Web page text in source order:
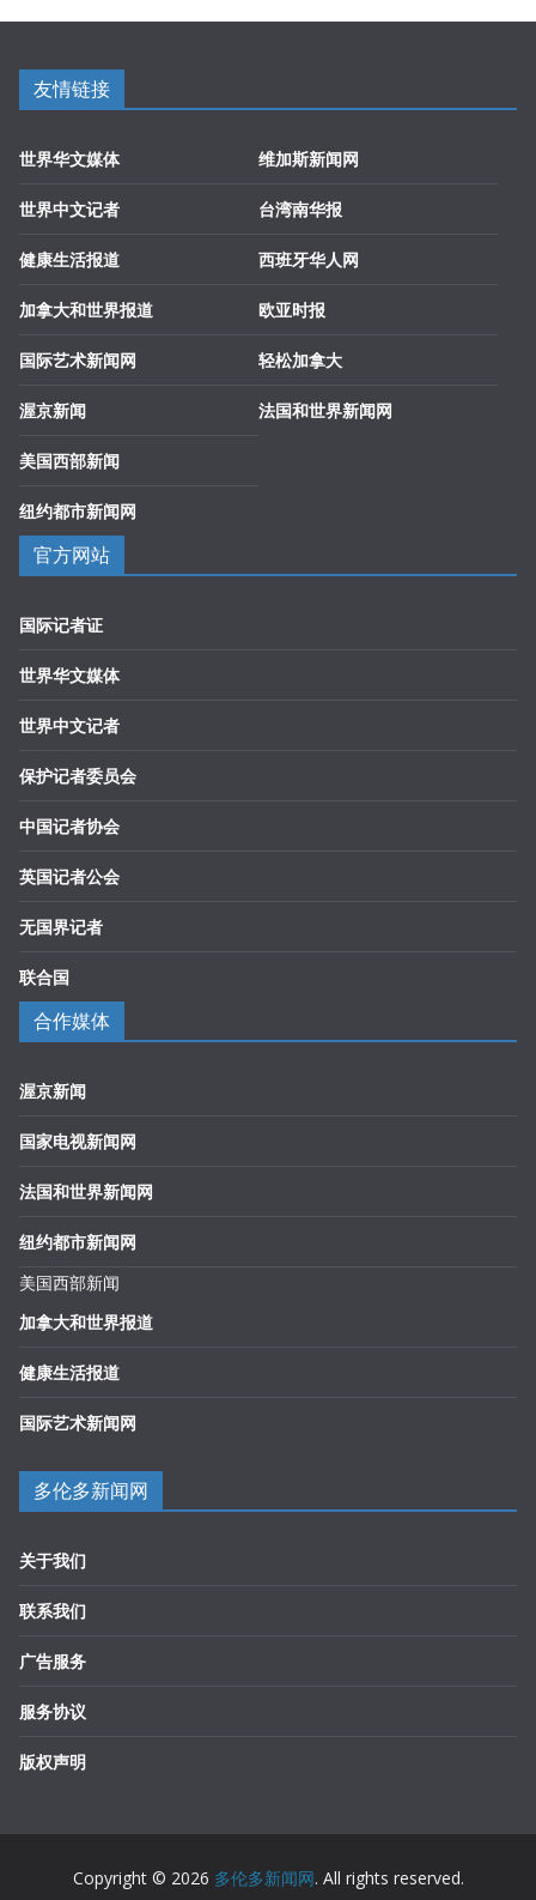
友情链接
世界华文媒体
世界中文记者
健康生活报道
加拿大和世界报道
国际艺术新闻网
渥京新闻
美国西部新闻
纽约都市新闻网
维加斯新闻网
台湾南华报
西班牙华人网
欧亚时报
轻松加拿大
法国和世界新闻网
官方网站
国际记者证
世界华文媒体
世界中文记者
保护记者委员会
中国记者协会
英国记者公会
无国界记者
联合国
合作媒体
渥京新闻
国家电视新闻网
法国和世界新闻网
纽约都市新闻网
美国西部新闻
加拿大和世界报道
健康生活报道
国际艺术新闻网
多伦多新闻网
关于我们
联系我们
广告服务
服务协议
版权声明
Copyright © 2026 多伦多新闻网. All rights reserved.